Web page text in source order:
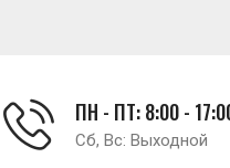
ПН - ПТ: 8:00 -
Сб, Вс: Выходной